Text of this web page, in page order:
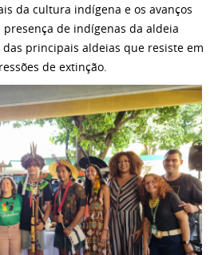
da cultura indígena e os avanços
presença de indígenas da aldeia
das principais aldeias que resiste em
de extinção.